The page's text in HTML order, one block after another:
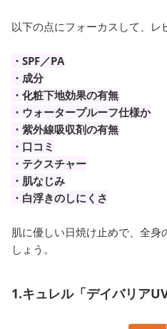
以下の点にフォーカスして、レ
・SPF／PA
・成分
・化粧下地効果の有無
・ウォータープルーフ仕様か
・紫外線吸収剤の有無
・口コミ
・テクスチャー
・肌なじみ
・白浮きのしにくさ
肌に優しい日焼け止めで、全身
しょう。
1.キュレル「デイバリア